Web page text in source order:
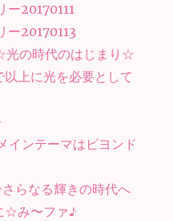
ー20170111
ー20170113
の時代のはじまり☆
上に光を必要として
ンテーマはビヨンド
らなる輝きの時代へ
☆み〜ファ♪